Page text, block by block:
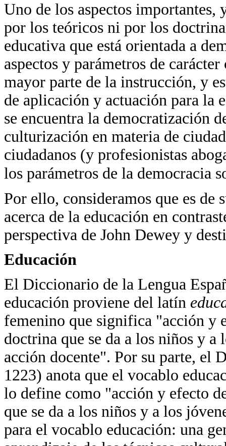
Uno de los aspectos
por los teóricos ni por los
educativa que está orientada a
aspectos y parámetros de
mayor parte de la instrucción, y
de aplicación y actuación para la
se encuentra la democratización
culturización en materia de
ciudadanos (y profesionistas
los parámetros de la democracia
Por ello, consideramos que es de
acerca de la educación en
perspectiva de John Dewey y
Educación
El Diccionario de la Lengua
educación proviene del latín
femenino que significa "acción y
doctrina que se da a los niños y
acción docente". Por su parte, el
1223) anota que el vocablo
lo define como "acción y efecto
que se da a los niños y a los
para el vocablo educación: una